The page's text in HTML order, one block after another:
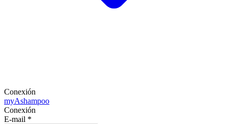
Conexión
myAshampoo
Conexión
E-mail *